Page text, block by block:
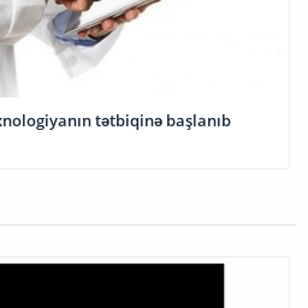
tətbiqinə başlanıb